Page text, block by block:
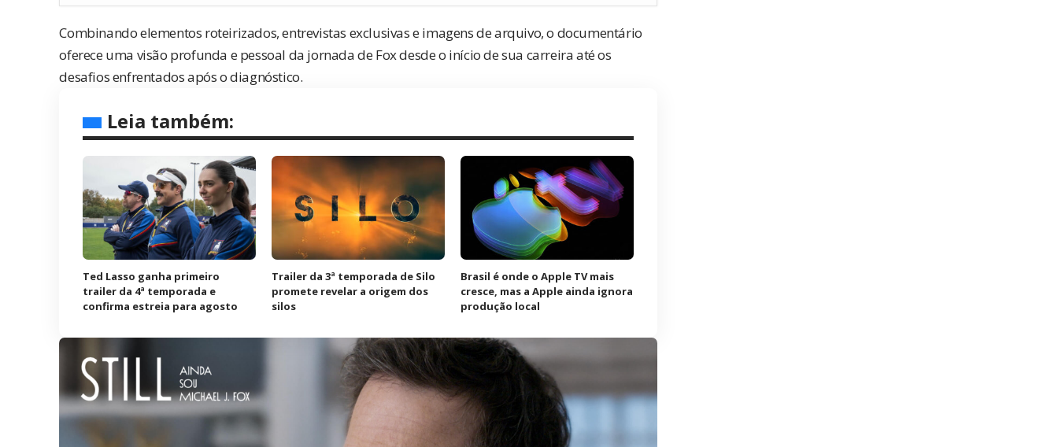
Combinando elementos roteirizados, entrevistas exclusivas e imagens de arquivo, o documentário
oferece uma visão profunda e pessoal da jornada de Fox desde o início de sua carreira até os
desafios enfrentados após o diagnóstico.
Leia também:
Ted Lasso ganha primeiro
trailer da 4ª temporada e
confirma estreia para agosto
Trailer da 3ª temporada de Silo
promete revelar a origem dos
silos
Brasil é onde o Apple TV mais
cresce, mas a Apple ainda ignora
produção local